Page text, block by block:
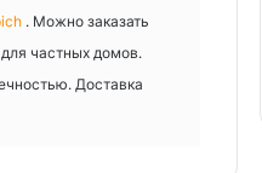
. Можно заказать
частных домов.
Доставка